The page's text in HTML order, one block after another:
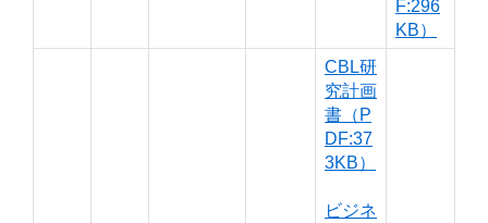
F:296
KB）
CBL研
究計画
書（P
DF:37
3KB）
ビジネ